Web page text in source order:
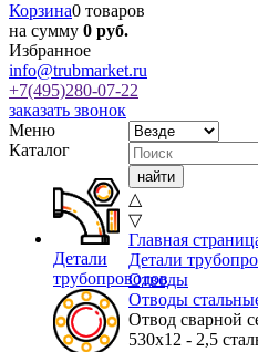
Корзина0 товаров
на сумму 0 руб.
Избранное
info@trubmarket.ru
+7(495)280-07-22
заказать звонок
Меню
Каталог
Детали
трубопроводов
△
▽
Главная
Детали
Отводы
Отводы
Отвод сварной
530х12 - 2,5